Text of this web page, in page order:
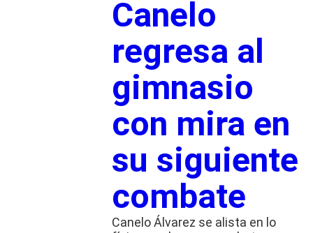
Canelo
regresa al
gimnasio
con mira en
su siguiente
combate
Canelo Álvarez se alista en lo